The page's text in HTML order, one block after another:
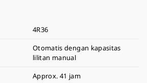
4R36
Otomatis dengan kapasitas
lilitan manual
Approx. 41 jam